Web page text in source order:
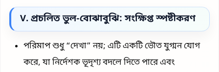
V. প্রচলিত ভুল-বোঝাবুঝি: সংক্ষিপ্ত স্পষ্টীকরণ
পরিমাপ শুধু “দেখা” নয়; এটি একটি ভৌত যুগ্মন যোগ
করে, যা নির্দেশক ভূদৃশ্য বদলে দিতে পারে এবং